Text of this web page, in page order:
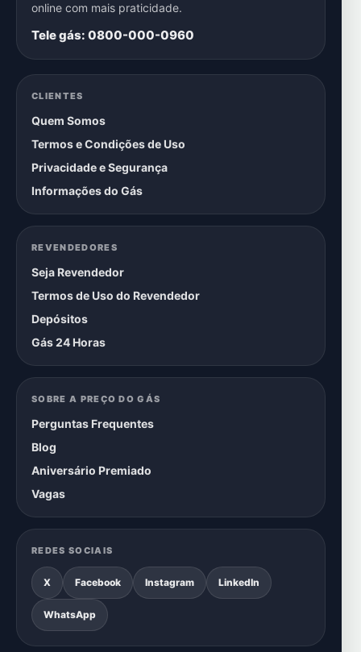
online com mais praticidade.
Tele gás: 0800-000-0960
CLIENTES
Quem Somos
Termos e Condições de Uso
Privacidade e Segurança
Informações do Gás
REVENDEDORES
Seja Revendedor
Termos de Uso do Revendedor
Depósitos
Gás 24 Horas
SOBRE A PREÇO DO GÁS
Perguntas Frequentes
Blog
Aniversário Premiado
Vagas
REDES SOCIAIS
X Facebook Instagram LinkedIn
WhatsApp